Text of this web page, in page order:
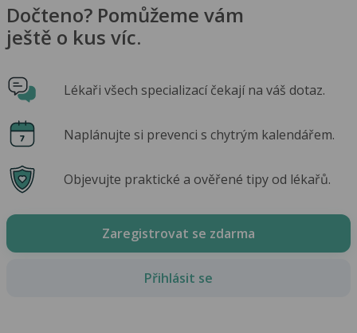
Dočteno? Pomůžeme vám
ještě o kus víc.
Lékaři všech specializací čekají na váš dotaz.
Naplánujte si prevenci s chytrým kalendářem.
Objevujte praktické a ověřené tipy od lékařů.
Zaregistrovat se zdarma
Přihlásit se